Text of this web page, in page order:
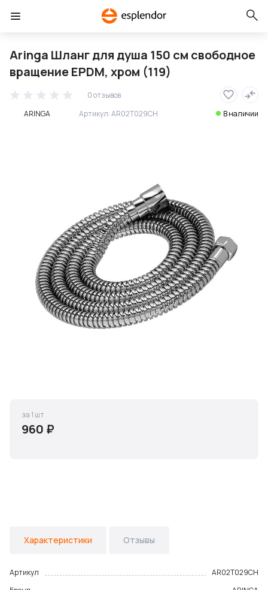
Aringa Шланг для душа 150 см свободное
вращение EPDM, хром (119)
0 отзывов
ARINGA
Артикул:AR02T029CH В наличии
960 ₽
за 1 шт
Характеристики Отзывы
Артикул
AR02T029CH